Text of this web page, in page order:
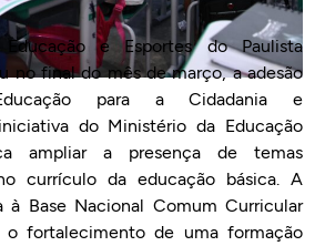
e Esportes do Paulista
no final do mês de março, a adesão
para a Cidadania e
do Ministério da Educação
ampliar a presença de temas
currículo da educação básica. A
à Base Nacional Comum Curricular
o fortalecimento de uma formação